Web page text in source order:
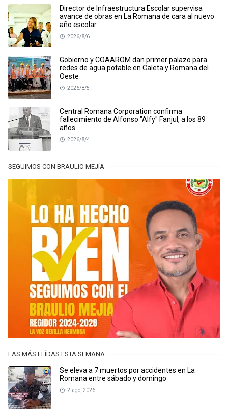
Director de Infraestructura Escolar supervisa
avance de obras en La Romana de cara al nuevo
año escolar
2026/8/6
Gobierno y COAAROM dan primer palazo para
redes de agua potable en Caleta y Romana del
Oeste
2026/8/5
Central Romana Corporation confirma
fallecimiento de Alfonso "Alfy" Fanjul, a los 89
años
2026/8/4
SEGUIMOS CON BRAULIO MEJÍA
LAS MÁS LEÍDAS ESTA SEMANA
Se eleva a 7 muertos por accidentes en La
Romana entre sábado y domingo
2 ago, 2026